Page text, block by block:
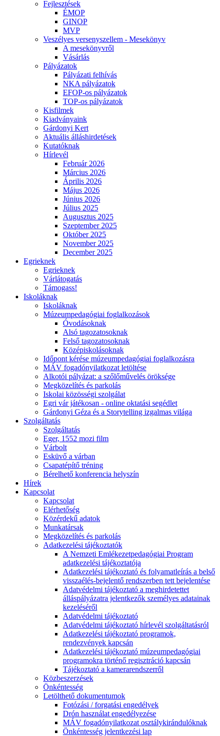
Fejlesztések
ÉMOP
GINOP
MVP
Veszélyes versenyszellem - Mesekönyv
A mesekönyvről
Vásárlás
Pályázatok
Pályázati felhívás
NKA pályázatok
EFOP-os pályázatok
TOP-os pályázatok
Kisfilmek
Kiadványaink
Gárdonyi Kert
Aktuális álláshirdetések
Kutatóknak
Hírlevél
Február 2026
Március 2026
Április 2026
Május 2026
Június 2026
Július 2025
Augusztus 2025
Szeptember 2025
Október 2025
November 2025
December 2025
Egrieknek
Egrieknek
Várlátogatás
Támogass!
Iskoláknak
Iskoláknak
Múzeumpedagógiai foglalkozások
Óvodásoknak
Alsó tagozatosoknak
Felső tagozatosoknak
Középiskolásoknak
Időpont kérése múzeumpedagógiai foglalkozásra
MÁV fogadónyilatkozat letöltése
Alkotói pályázat: a szőlőművelés öröksége
Megközelítés és parkolás
Iskolai közösségi szolgálat
Egri vár játékosan - online oktatási segédlet
Gárdonyi Géza és a Storytelling izgalmas világa
Szolgáltatás
Szolgáltatás
Eger, 1552 mozi film
Várbolt
Esküvő a várban
Csapatépítő tréning
Bérelhető konferencia helyszín
Hírek
Kapcsolat
Kapcsolat
Elérhetőség
Közérdekű adatok
Munkatársak
Megközelítés és parkolás
Adatkezelési tájékoztatók
A Nemzeti Emlékezetpedagógiai Program
adatkezelési tájékoztatója
Adatkezelési tájékoztató és folyamatleírás a belső
visszaélés-bejelentő rendszerben tett bejelentése
Adatvédelmi tájékoztató a meghirdetettet
álláspályázatra jelentkezők személyes adatainak
kezeléséről
Adatvédelmi tájékoztató
Adatvédelmi tájékoztató hírlevél szolgáltatásról
Adatkezelési tájékoztató programok,
rendezvények kapcsán
Adatkezelési tájékoztató múzeumpedagógiai
programokra történő regisztráció kapcsán
Tájékoztató a kamerarendszerről
Közbeszerzések
Önkéntesség
Letölthető dokumentumok
Fotózási / forgatási engedélyek
Drón használat engedélyezése
MÁV fogadónyilatkozat osztálykirándulóknak
Önkéntesség jelentkezési lap